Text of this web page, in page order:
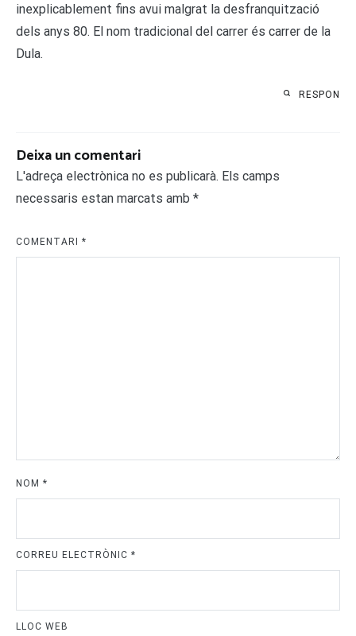
inexplicablement fins avui malgrat la desfranquització
dels anys 80. El nom tradicional del carrer és carrer de la
Dula.
RESPON
Deixa un comentari
L'adreça electrònica no es publicarà. Els camps
necessaris estan marcats amb *
COMENTARI *
NOM *
CORREU ELECTRÒNIC *
LLOC WEB